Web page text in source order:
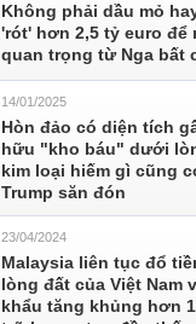
Không phải dầu mỏ
'rót' hơn 2,5 tỷ euro để
quan trọng từ Nga bất
14/01/2025
Hòn đảo có diện tích
hữu "kho báu" dưới
kim loại hiếm gì cũng
Trump săn đón
23/04/2024
Malaysia liên tục đổ
lòng đất của Việt Nam
khẩu tăng khủng hơn